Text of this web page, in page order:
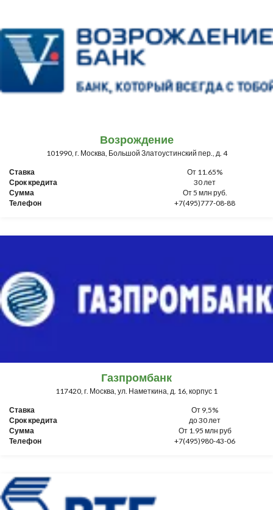
Возрождение
101990, г. Москва, Большой Златоустинский пер., д. 4
Ставка
От 11.65%
Срок кредита
30 лет
Сумма
От 5 млн руб.
Телефон
+7(495)777-08-88
Газпромбанк
117420, г. Москва, ул. Наметкина, д. 16, корпус 1
Ставка
От 9,5%
Срок кредита
до 30 лет
Сумма
От 1.95 млн руб
Телефон
+7(495)980-43-06